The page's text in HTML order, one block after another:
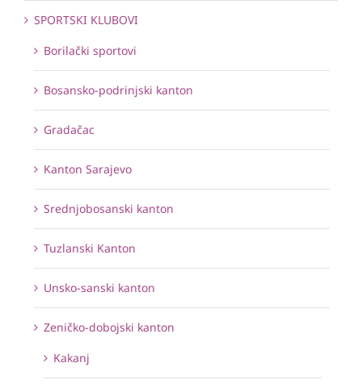
SPORTSKI KLUBOVI
Borilački sportovi
Bosansko-podrinjski kanton
Gradačac
Kanton Sarajevo
Srednjobosanski kanton
Tuzlanski Kanton
Unsko-sanski kanton
Zeničko-dobojski kanton
Kakanj